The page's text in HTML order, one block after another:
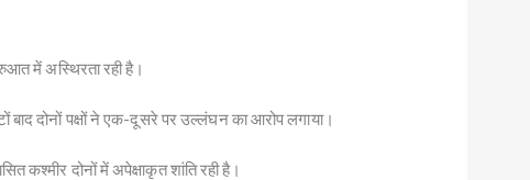
में अस्थिरता रही है।
बाद दोनों पक्षों ने एक-दूसरे पर उल्लंघन का आरोप लगाया।
कश्मीर दोनों में अपेक्षाकृत शांति रही है।